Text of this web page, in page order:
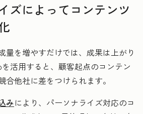
ズによってコンテンツ
量を増やすだけでは、成果は上がり
活用すると、顧客起点のコンテン
合他社に差をつけられます。
みにより、パーソナライズ対応のコ